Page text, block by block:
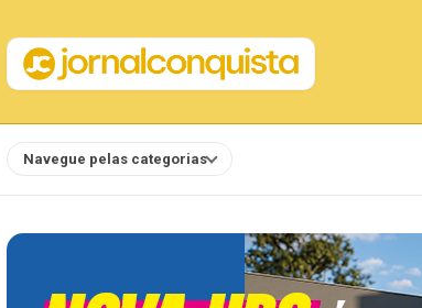
Navegue pelas categorias